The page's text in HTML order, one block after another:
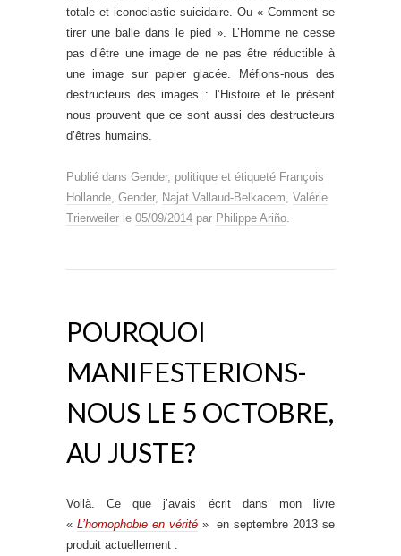
totale et iconoclastie suicidaire. Ou « Comment se
tirer une balle dans le pied ». L’Homme ne cesse
pas d’être une image de ne pas être réductible à
une image sur papier glacée. Méfions-nous des
destructeurs des images : l’Histoire et le présent
nous prouvent que ce sont aussi des destructeurs
d’êtres humains.
Publié dans Gender, politique et étiqueté François
Hollande, Gender, Najat Vallaud-Belkacem, Valérie
Trierweiler le 05/09/2014 par Philippe Ariño.
POURQUOI
MANIFESTERIONS-
NOUS LE 5 OCTOBRE,
AU JUSTE?
Voilà. Ce que j’avais écrit dans mon livre
« L’homophobie en vérité» en septembre 2013 se
produit actuellement :